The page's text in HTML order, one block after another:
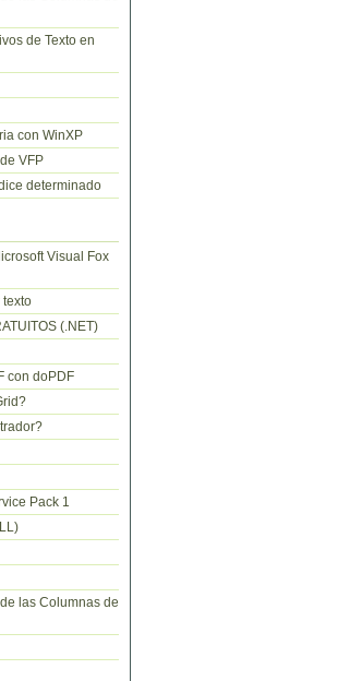
de Texto en
con WinXP
VFP
determinado
Visual Fox
texto
(.NET)
con doPDF
Pack 1
las Columnas de